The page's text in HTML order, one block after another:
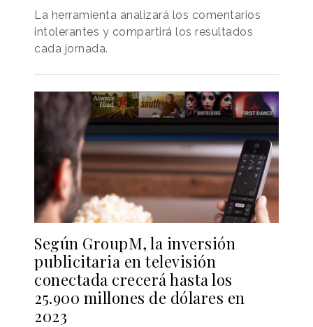
La herramienta analizará los comentarios
intolerantes y compartirá los resultados
cada jornada.
Según GroupM, la inversión
publicitaria en televisión
conectada crecerá hasta los
25.900 millones de dólares en
2023